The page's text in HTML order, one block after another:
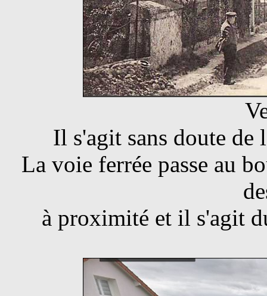
Il s'agit sans doute de
La voie ferrée passe au
à proximité et il s'agit